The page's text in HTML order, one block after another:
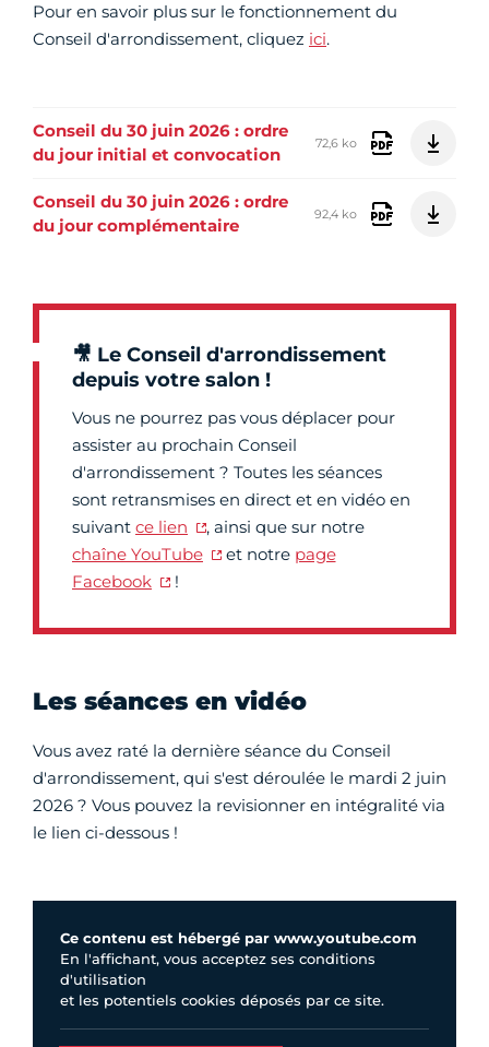
Pour en savoir plus sur le fonctionnement du
Conseil d'arrondissement, cliquez ici.
Conseil du 30 juin 2026 : ordre
du jour initial et convocation
72,6 ko
Conseil du 30 juin 2026 : ordre
du jour complémentaire
92,4 ko
🎥 Le Conseil d'arrondissement
depuis votre salon !
Vous ne pourrez pas vous déplacer pour
assister au prochain Conseil
d'arrondissement ? Toutes les séances
sont retransmises en direct et en vidéo en
suivant ce lien
, ainsi que sur notre
chaîne YouTube
et notre page
Facebook
!
Les séances en vidéo
Vous avez raté la dernière séance du Conseil
d'arrondissement, qui s'est déroulée le mardi 2 juin
2026 ? Vous pouvez la revisionner en intégralité via
le lien ci-dessous !
Ce contenu est hébergé par www.youtube.com
En l'affichant, vous acceptez ses conditions
d'utilisation
et les potentiels cookies déposés par ce site.